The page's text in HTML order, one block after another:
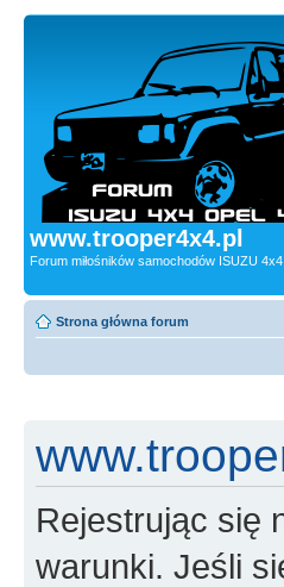
www.trooper4x4.pl
Forum miłośników samochodów ISUZU
Strona główna forum
Rejestrując się
warunki. Jeśli